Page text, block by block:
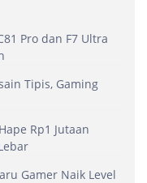
Pro dan F7 Ultra
Tipis, Gaming
Rp1 Jutaan
Gamer Naik Level